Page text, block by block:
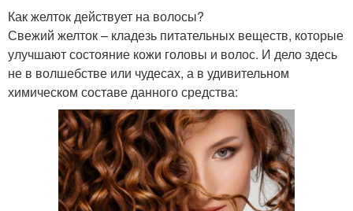
Как желток действует на волосы?
Свежий желток – кладезь питательных веществ, которые
улучшают состояние кожи головы и волос. И дело здесь
не в волшебстве или чудесах, а в удивительном
химическом составе данного средства: